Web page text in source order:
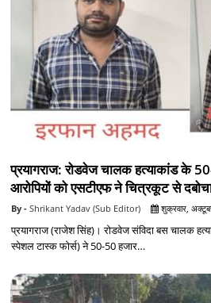
प्रयागराज: रोडवेज चालक हत्याकांड के
आरोपियों को एसटीएफ ने चित्रकूट से
Shrikant Yadav (Sub Editor) शुक्रवार,
प्रयागराज (राजेश सिंह)। रोडवेज संविदा बस चालक
स्पेशल टास्क फोर्स) ने 50-50 हजार…